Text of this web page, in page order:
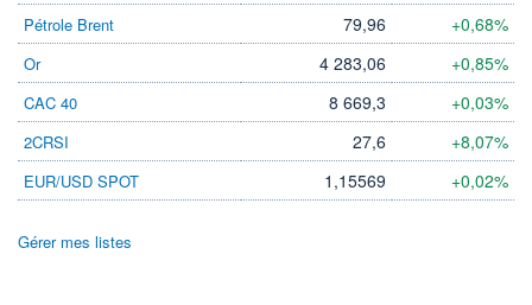
Pétrole Brent 79,96 +0,68%
Or 4 283,06 +0,85%
CAC 40 8 669,3 +0,03%
2CRSI 27,6 +8,07%
EUR/USD SPOT 1,15569 +0,02%
Gérer mes listes